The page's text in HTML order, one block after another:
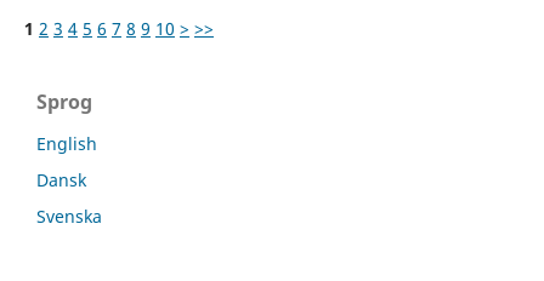
1 2 3 4 5 6 7 8 9 10 > >>
Sprog
English
Dansk
Svenska